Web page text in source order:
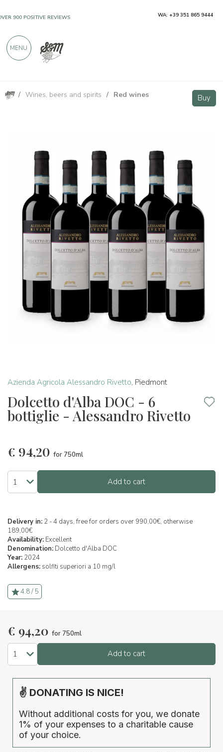
/ Wines, beers and spirits / Red wines Buy
Azienda Agricola Alessandro Rivetto, Piedmont
Dolcetto d'Alba DOC - 6
bottiglie - Alessandro Rivetto
€ 94,20 for 750ml
Add to cart
Delivery in: 2 - 4 days, free for orders over 990,00€, otherwise
189,00€
Availability: Excellent
Denomination: Dolcetto d'Alba DOC
Year: 2024
Allergens: solfiti superiori a 10 mg/l
4.8 / 5
€ 94,20 for 750ml
Add to cart
✌ DONATING IS NICE!
Without additional costs for you, we donate
1% of your expenses to a charitable cause
of your choice.
Dolcetto d'Alba DOC - 6 bottiglie - Alessandro Rivetto Buy
900 POSITIVE REVIEWS WA: +39 351 865 9444
MENU